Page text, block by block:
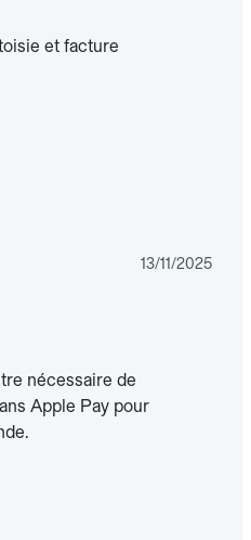
et facture
13/11/2025
nécessaire de
Apple Pay pour